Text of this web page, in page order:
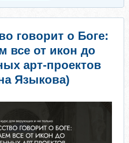
говорит о Боге:
все от икон до
арт-проектов
Языкова)